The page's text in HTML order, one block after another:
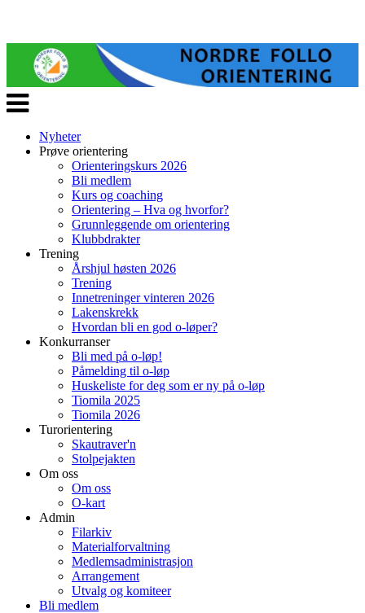
Veksle
navigasjon
Nyheter
Prøve orientering
Orienteringskurs 2026
Bli medlem
Kurs og coaching
Orientering – Hva og hvorfor?
Grunnleggende om orientering
Klubbdrakter
Trening
Årshjul høsten 2026
Trening
Innetreninger vinteren 2026
Lakenskrekk
Hvordan bli en god o-løper?
Konkurranser
Bli med på o-løp!
Påmelding til o-løp
Huskeliste for deg som er ny på o-løp
Tiomila 2025
Tiomila 2026
Turorientering
Skautraver'n
Stolpejakten
Om oss
Om oss
O-kart
Admin
Filarkiv
Materialforvaltning
Medlemsadministrasjon
Arrangement
Utvalg og komiteer
Bli medlem